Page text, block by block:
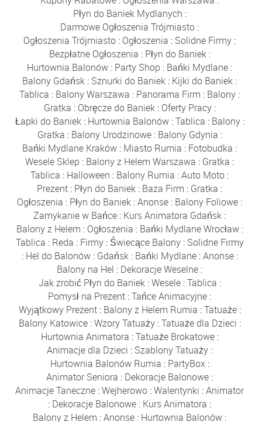
Płyn do Baniek Mydlanych :
Darmowe Ogłoszenia Trójmiasto :
Ogłoszenia Trójmiasto : Ogłoszenia : Solidne Firmy :
Bezpłatne Ogłoszenia : Płyn do Baniek:
Hurtownia Balonów : Party Shop : Bańki Mydlane :
Balony Gdańsk : Sznurki do Baniek : Kijki do Baniek :
Tablica : Balony Warszawa : Panorama Firm : Balony :
Gratka : Obręcze do Baniek: Oferty Pracy:
Łapki do Baniek: Hurtownia Balonów:Tablica : Balony:
Gratka : Balony Urodzinowe: Balony Gdynia :
Bańki Mydlane Kraków : Miasto Rumia : Fotobudka :
Wesele Sklep : Balony z Helem Warszawa : Gratka :
Tablica : Halloween : Balony Rumia :Auto Moto :
Prezent : Płyn do Baniek : Baza Firm : Gratka :
Ogłoszenia : Płyn do Baniek :Anonse : Balony Foliowe :
Zamykanie w Bańce : Kurs Animatora Gdańsk :
Balony z Helem : Ogłoszenia : Bańki Mydlane Wrocław:
Tablica : Reda : Firmy: Świecące Balony: Solidne Firmy
: Hel do Balonów: Gdańsk: Bańki Mydlane:Anonse:
Balony na Hel : Dekoracje Weselne :
Jak zrobić Płyn do Baniek:Wesele:Tablica :
Pomysł na Prezent :Tańce Animacyjne :
Wyjątkowy Prezent: Balony z Helem Rumia :Tatuaże:
Balony Katowice:Wzory Tatuaży:Tatuaże dla Dzieci :
Hurtownia Animatora :Tatuaże Brokatowe:
Animacje dla Dzieci : Szablony Tatuaży :
Hurtownia Balonów Rumia : PartyBox:
Animator Seniora : Dekoracje Balonowe :
Animacje Taneczne :Wejherowo :Walentynki :Animator
: Dekoracje Balonowe : Kurs Animatora :
Balony z Helem :Anonse : Hurtownia Balonów :